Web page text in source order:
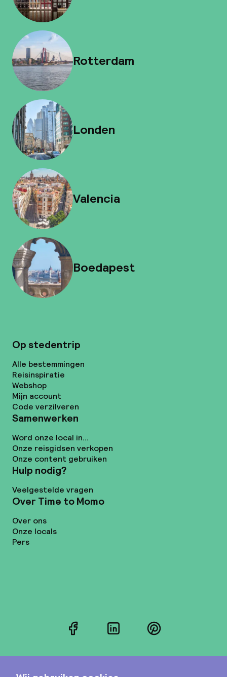
Rotterdam
Londen
Valencia
Boedapest
Op stedentrip
Alle bestemmingen
Reisinspiratie
Webshop
Mijn account
Code verzilveren
Samenwerken
Word onze local in...
Onze reisgidsen verkopen
Onze content gebruiken
Hulp nodig?
Veelgestelde vragen
Over Time to Momo
Over ons
Onze locals
Pers
FacebookLinkedInPinterest
Instagram